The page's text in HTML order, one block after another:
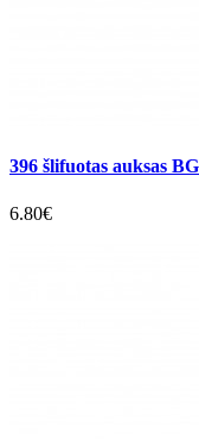
396 šlifuotas auksas
6.80€